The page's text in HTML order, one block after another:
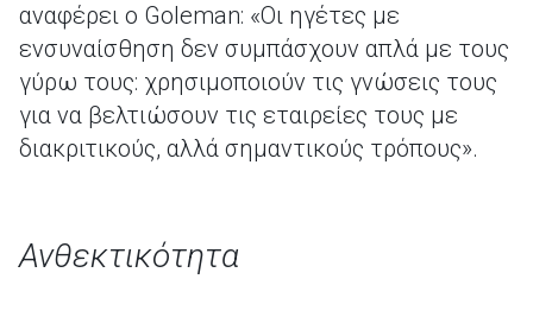
αναφέρει ο Goleman: «Οι ηγέτες με
ενσυναίσθηση δεν συμπάσχουν απλά με τους
γύρω τους: χρησιμοποιούν τις γνώσεις τους
για να βελτιώσουν τις εταιρείες τους με
διακριτικούς, αλλά σημαντικούς τρόπους».
Ανθεκτικότητα